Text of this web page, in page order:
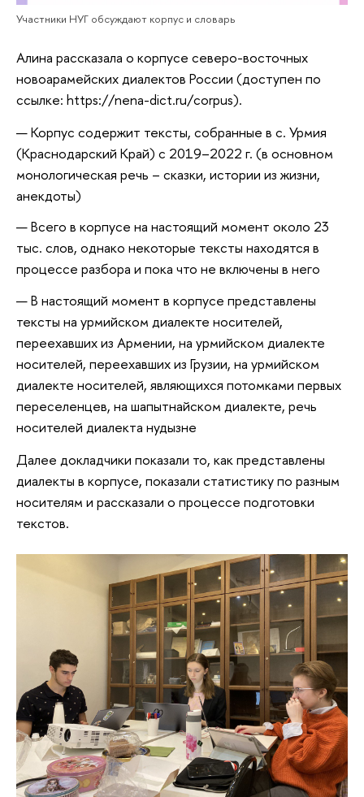
Участники НУГ обсуждают корпус и словарь
Алина рассказала о корпусе северо-восточных
новоарамейских диалектов России (доступен по
ссылке: https://nena-dict.ru/corpus).
Корпус содержит тексты, собранные в с. Урмия
(Краснодарский Край) с 2019–2022 г. (в основном
монологическая речь – сказки, истории из жизни,
анекдоты)
Всего в корпусе на настоящий момент около 23
тыс. слов, однако некоторые тексты находятся в
процессе разбора и пока что не включены в него
В настоящий момент в корпусе представлены
тексты на урмийском диалекте носителей,
переехавших из Армении, на урмийском диалекте
носителей, переехавших из Грузии, на урмийском
диалекте носителей, являющихся потомками первых
переселенцев, на шапытнайском диалекте, речь
носителей диалекта нудызне
Далее докладчики показали то, как представлены
диалекты в корпусе, показали статистику по разным
носителям и рассказали о процессе подготовки
текстов.